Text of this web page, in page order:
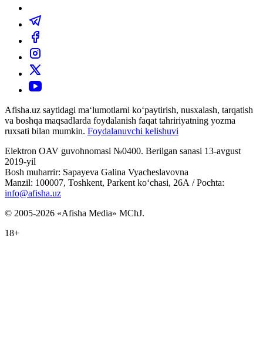
Afisha.uz saytidagi ma‘lumotlarni ko‘paytirish, nusxalash, tarqatish
va boshqa maqsadlarda foydalanish faqat tahririyatning yozma
ruxsati bilan mumkin. Foydalanuvchi kelishuvi
Elektron OAV guvohnomasi №0400. Berilgan sanasi 13-avgust
2019-yil
Bosh muharrir: Sapayeva Galina Vyacheslavovna
Manzil: 100007, Toshkent, Parkent ko‘chasi, 26А / Pochta:
info@afisha.uz
© 2005-2026 «Afisha Media» MChJ.
18+